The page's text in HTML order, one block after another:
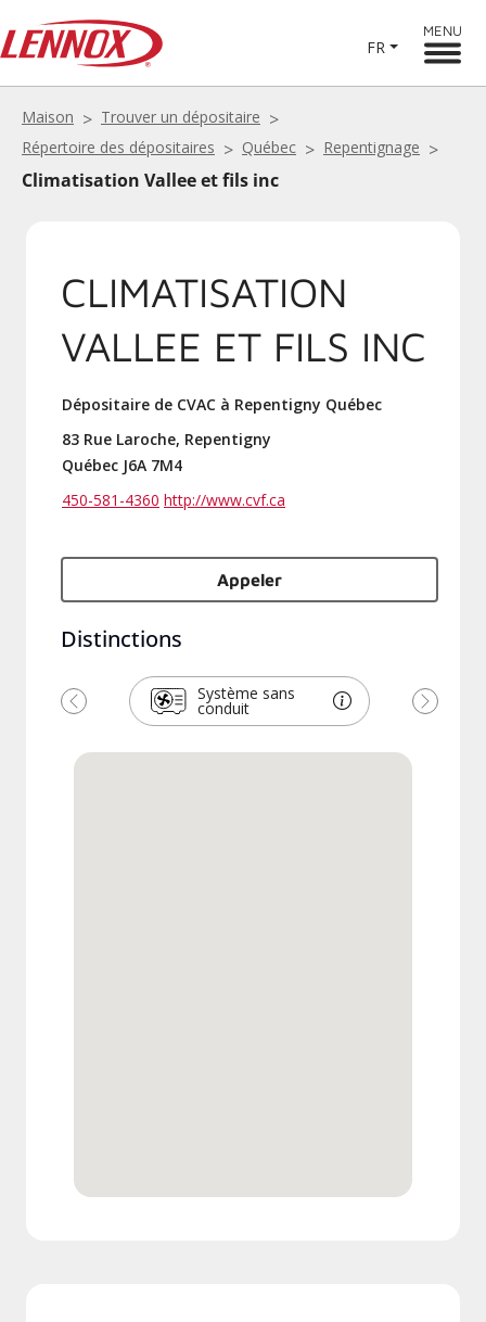
FR
MENU
Maison
Trouver un dépositaire
Répertoire des dépositaires
Québec Repentignage
Climatisation Vallee et fils inc
CLIMATISATION
VALLEE ET FILS INC
Dépositaire de CVAC à Repentigny Québec
83 Rue Laroche, Repentigny
Québec J6A 7M4
450-581-4360 http://www.cvf.ca
Appeler
Distinctions
Système sans
conduit
Précédent Suivant